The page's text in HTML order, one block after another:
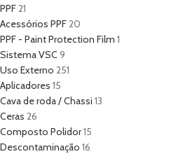
PPF21
Acessórios PPF20
PPF - Paint Protection Film 1
Sistema VSC 9
Uso Externo 251
Aplicadores 15
Cava de roda / Chassi 13
Ceras 26
Composto Polidor15
Descontaminação 16